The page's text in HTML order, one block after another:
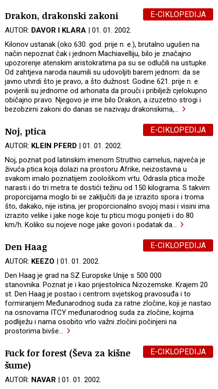
E-CIKLOPEDIJA
Drakon, drakonski zakoni
AUTOR: DAVOR I KLARA | 01. 01. 2002.
Kilonov ustanak (oko 630. god. prije n. e.), brutalno ugušen na
način nepoznat čak i jednom Machiavelliju, bilo je značajno
upozorenje atenskim aristokratima pa su se odlučili na ustupke.
Od zahtjeva naroda naumili su udovoljiti barem jednom: da se
javno utvrdi što je pravo, a što dužnost. Godine 621. prije n. e.
povjerili su jednome od arhonata da prouči i pribilježi cjelokupno
običajno pravo. Njegovo je ime bilo Drakon, a izuzetno strogi i
bezobzirni zakoni do danas se nazivaju drakonskima,…
E-CIKLOPEDIJA
Noj, ptica
AUTOR: KLEIN PFERD | 01. 01. 2002.
Noj, poznat pod latinskim imenom Struthio camelus, najveća je
živuća ptica koja dolazi na prostoru Afrike, neizostavna u
svakom imalo poznatijem zoološkom vrtu. Odrasla ptica može
narasti i do tri metra te dostići težinu od 150 kilograma. S takvim
proporcijama moglo bi se zaključiti da je izrazito spora i troma
što, dakako, nije istina, jer proporcionalno svojoj masi i visini ima
izrazito velike i jake noge koje tu pticu mogu ponijeti i do 80
km/h. Koliko su nojeve noge jake govori i podatak da…
E-CIKLOPEDIJA
Den Haag
AUTOR: KEEZO | 01. 01. 2002.
Den Haag je grad na SZ Europske Unije s 500 000
stanovnika. Poznat je i kao prijestolnica Nizozemske. Krajem 20
st. Den Haag je postao i centrom svjetskog pravosuđa i to
formiranjem Međunarodnog suda za ratne zločine, koji je nastao
na osnovama ITCY međunarodnog suda za zločine, kojima
podliježu i nama osobito vrlo važni zločini počinjeni na
prostorima bivše…
E-CIKLOPEDIJA
Fuck for forest (Ševa za kišne
šume)
AUTOR: NAVAR | 01. 01. 2002.